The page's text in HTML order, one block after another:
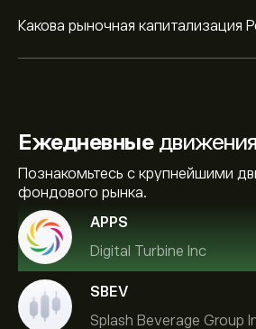
Какова рыночная капитализация
Ежедневныедвижения
Познакомьтесь с крупнейшими
фондового рынка.
APPS
Digital Turbine Inc
SBEV
Splash Beverage Group